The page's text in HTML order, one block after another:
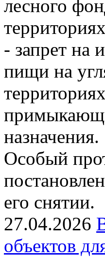
лесного
- запрет на
пищи на
назначения.
Особый
его снятии.
27.04.2026
объектов